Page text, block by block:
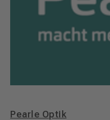
Pearle Optik